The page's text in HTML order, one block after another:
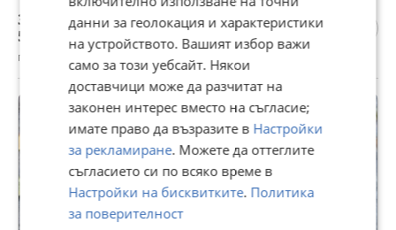
30 €
58,67 лв
гр. Кюстендил, Запад, 01 юли
данни за геолокация и характеристики
на устройството. Вашият избор важи
само за този уебсайт. Някои
доставчици може да разчитат на
законен интерес вместо на съгласие;
имате право да възразите в Настройки
за рекламиране. Можете да оттеглите
съгласието си по всяко време в
Настройки на бисквитките. Политика
за поверителност